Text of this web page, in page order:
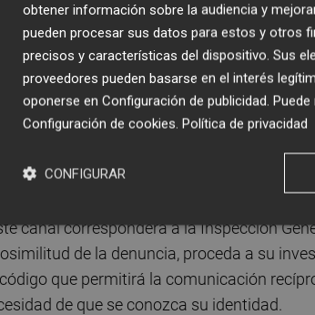
de un canal telemático y seguro que
y se podrá acceder a él a través
del actual Consell para desplegar, a
un completo sistema de integridad
temprana y de prevención de la
canal corresponderá a la Inspección
de la denuncia, proceda a su
que permitirá la comunicación
de que se conozca su identidad.
obtener información sobre la audiencia y
pueden procesar sus datos para estos y otros
precisos y características del dispositivo. Sus
proveedores pueden basarse en el interés
oponerse en Configuración de publicidad.
Configuración de cookies. Política de privacidad
CONFIGURAR